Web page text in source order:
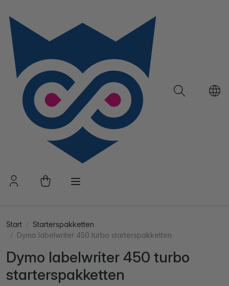
Start
Starterspakketten
Dymo labelwriter 450 turbo starterspakketten
Dymo labelwriter 450 turbo
starterspakketten